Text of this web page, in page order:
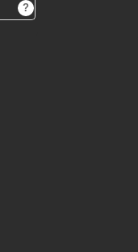
?